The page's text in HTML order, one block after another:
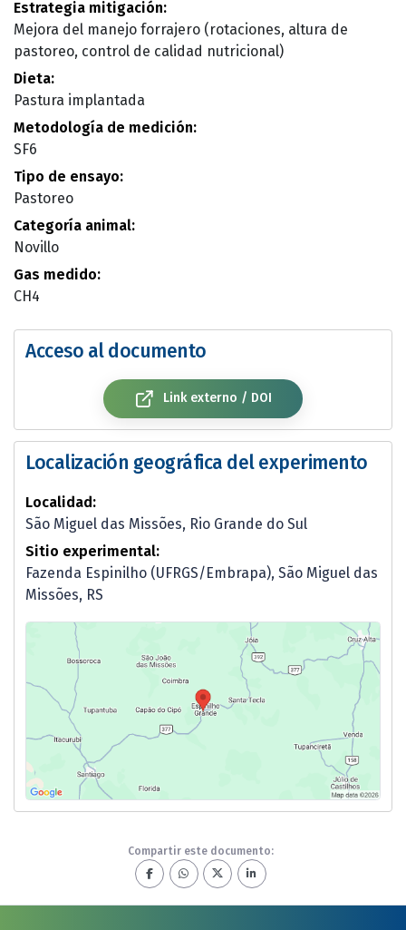
Estrategia mitigación:
Mejora del manejo forrajero (rotaciones, altura de
pastoreo, control de calidad nutricional)
Dieta:
Pastura implantada
Metodología de medición:
SF6
Tipo de ensayo:
Pastoreo
Categoría animal:
Novillo
Gas medido:
CH4
Acceso al documento
Link externo / DOI
Localización geográfica del experimento
Localidad:
São Miguel das Missões, Rio Grande do Sul
Sitio experimental:
Fazenda Espinilho (UFRGS/Embrapa), São Miguel das
Missões, RS
Compartir este documento: